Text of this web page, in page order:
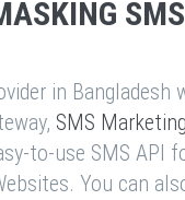
in
SMS Marketing
to-use SMS API
You can